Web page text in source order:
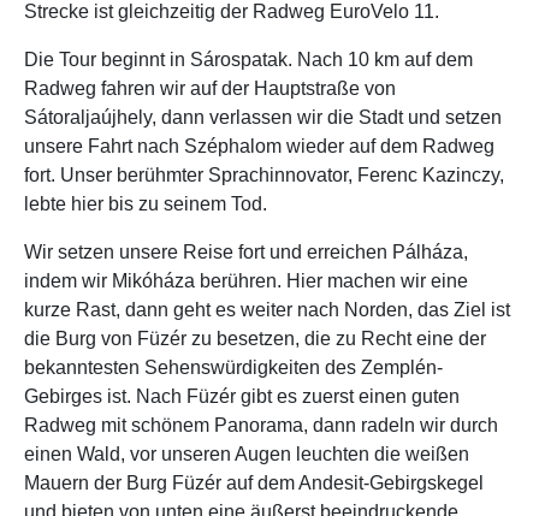
Strecke ist gleichzeitig der Radweg EuroVelo 11.
Die Tour beginnt in Sárospatak. Nach 10 km auf dem
Radweg fahren wir auf der Hauptstraße von
Sátoraljaújhely, dann verlassen wir die Stadt und setzen
unsere Fahrt nach Széphalom wieder auf dem Radweg
fort. Unser berühmter Sprachinnovator, Ferenc Kazinczy,
lebte hier bis zu seinem Tod.
Wir setzen unsere Reise fort und erreichen Pálháza,
indem wir Mikóháza berühren. Hier machen wir eine
kurze Rast, dann geht es weiter nach Norden, das Ziel ist
die Burg von Füzér zu besetzen, die zu Recht eine der
bekanntesten Sehenswürdigkeiten des Zemplén-
Gebirges ist. Nach Füzér gibt es zuerst einen guten
Radweg mit schönem Panorama, dann radeln wir durch
einen Wald, vor unseren Augen leuchten die weißen
Mauern der Burg Füzér auf dem Andesit-Gebirgskegel
und bieten von unten eine äußerst beeindruckende